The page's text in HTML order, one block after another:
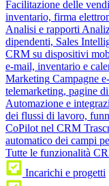
Facilitazione delle
inventario, firma
Analisi e rapporti
dipendenti, Sales
CRM su dispositivi
e-mail, inventario e
Marketing Campagne
telemarketing, pagine
Automazione e
dei flussi di lavoro,
CoPilot nel CRM
automatico dei campi
Tutte le funzionalità
Incarichi e progetti